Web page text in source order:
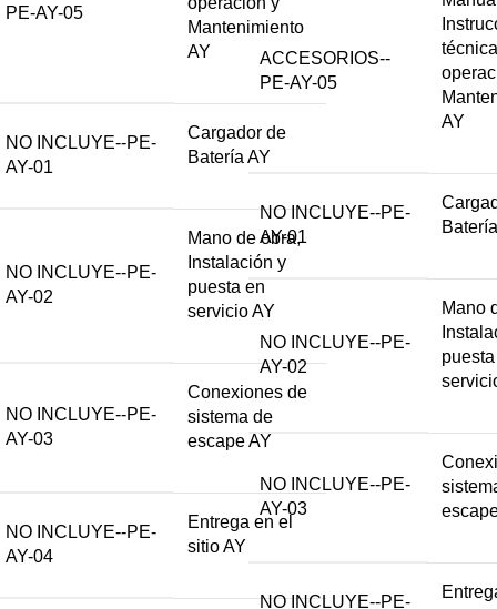
PE-AY-05
Mantenimiento
AY
NO INCLUYE--PE-
AY-01
Cargador de
Batería AY
NO INCLUYE--PE-
AY-02
Mano de obra,
Instalación y
puesta en
servicio AY
NO INCLUYE--PE-
AY-03
Conexiones de
sistema de
escape AY
NO INCLUYE--PE-
AY-04
Entrega en el
sitio AY
ACCESORIOS--
PE-AY-05
AY
NO INCLUYE--PE-
AY-01
NO INCLUYE--PE-
AY-02
Mano
NO INCLUYE--PE-
AY-03
NO INCLUYE--PE-